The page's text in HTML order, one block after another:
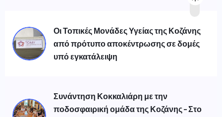
Οι Τοπικές Μονάδες Υγείας της Κοζάνης
από πρότυπο αποκέντρωσης σε δομές
υπό εγκατάλειψη
Συνάντηση Κοκκαλιάρη με την
ποδοσφαιρική ομάδα της Κοζάνης – Στο